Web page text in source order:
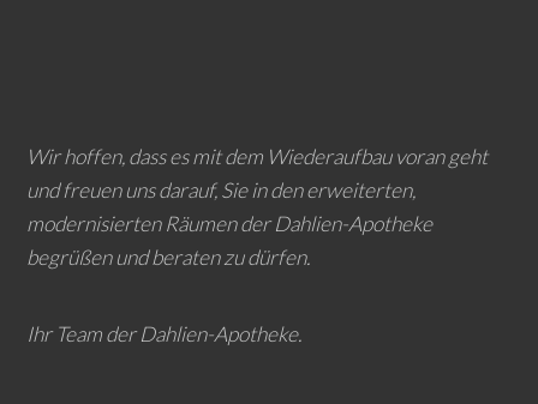
Wir hoffen, dass es mit dem Wiederaufbau voran geht
und freuen uns darauf, Sie in den erweiterten,
modernisierten Räumen der Dahlien-Apotheke
begrüßen und beraten zu dürfen.
Ihr Team der Dahlien-Apotheke.